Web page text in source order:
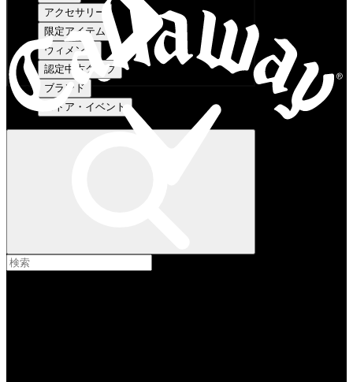
アクセサリー
限定アイテム
ウィメンズ
認定中古クラブ
ブランド
ストア・イベント